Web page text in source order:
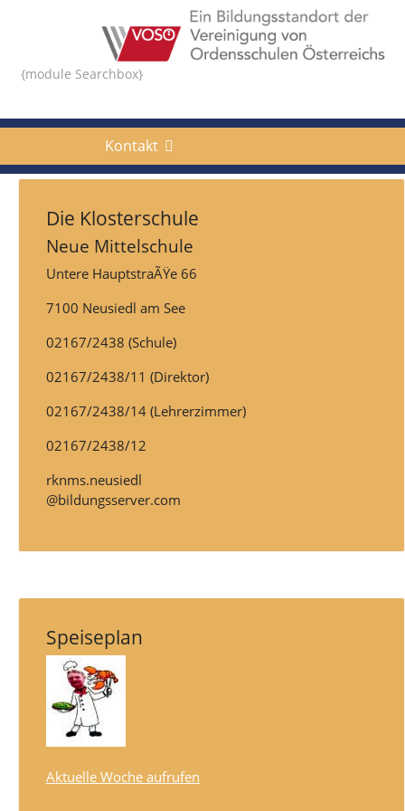
{module Searchbox}
Kontakt
Die Klosterschule
Neue Mittelschule
Untere HauptstraÃŸe 66
7100 Neusiedl am See
02167/2438 (Schule)
02167/2438/11 (Direktor)
02167/2438/14 (Lehrerzimmer)
02167/2438/12
rknms.neusiedl
@bildungsserver.com
Speiseplan
Aktuelle Woche aufrufen